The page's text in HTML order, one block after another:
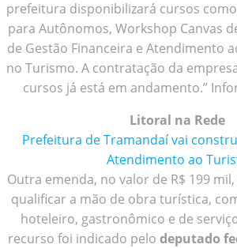
prefeitura disponibilizará cursos
para Autônomos, Workshop Canvas
de Gestão Financeira e Atendimento
no Turismo. A contratação da
cursos já está em andamento.”
Litoral na Rede
Prefeitura de Tramandaí vai
Atendimento ao
Outra emenda, no valor de R$ 199
qualificar a mão de obra turística,
hoteleiro, gastronômico e de
recurso foi indicado pelo deputado